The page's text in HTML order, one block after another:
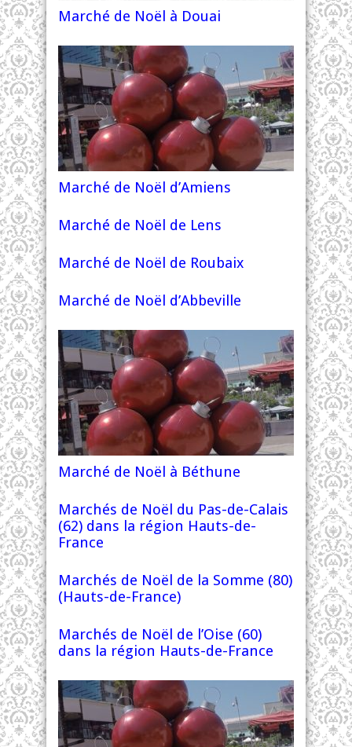
Marché de Noël à Douai
Marché de Noël d’Amiens
Marché de Noël de Lens
Marché de Noël de Roubaix
Marché de Noël d’Abbeville
Marché de Noël à Béthune
Marchés de Noël du Pas-de-Calais
(62) dans la région Hauts-de-
France
Marchés de Noël de la Somme (80)
(Hauts-de-France)
Marchés de Noël de l’Oise (60)
dans la région Hauts-de-France